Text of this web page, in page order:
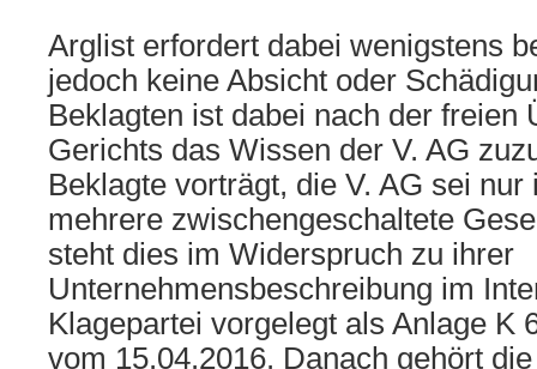
Arglist erfordert dabei wenigstens
jedoch keine Absicht oder
Beklagten ist dabei nach der freien
Gerichts das Wissen der V. AG
Beklagte vorträgt, die V. AG sei
mehrere zwischengeschaltete
steht dies im Widerspruch zu ihrer
Unternehmensbeschreibung im
Klagepartei vorgelegt als Anlage K
vom 15.04.2016. Danach gehört